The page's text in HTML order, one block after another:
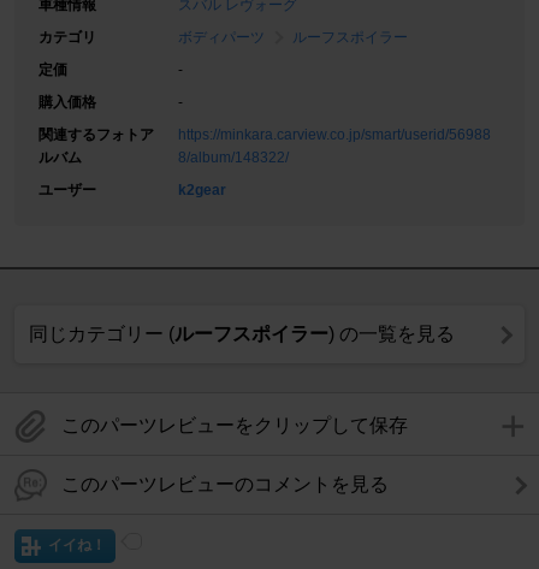
車種情報
スバル レヴォーグ
カテゴリ
ボディパーツ
ルーフスポイラー
定価
-
購入価格
-
関連するフォトア
ルバム
https://minkara.carview.co.jp/smart/userid/56988
8/album/148322/
ユーザー
k2gear
同じカテゴリー (ルーフスポイラー) の一覧を見る
このパーツレビューをクリップして保存
このパーツレビューのコメントを見る
イイね！